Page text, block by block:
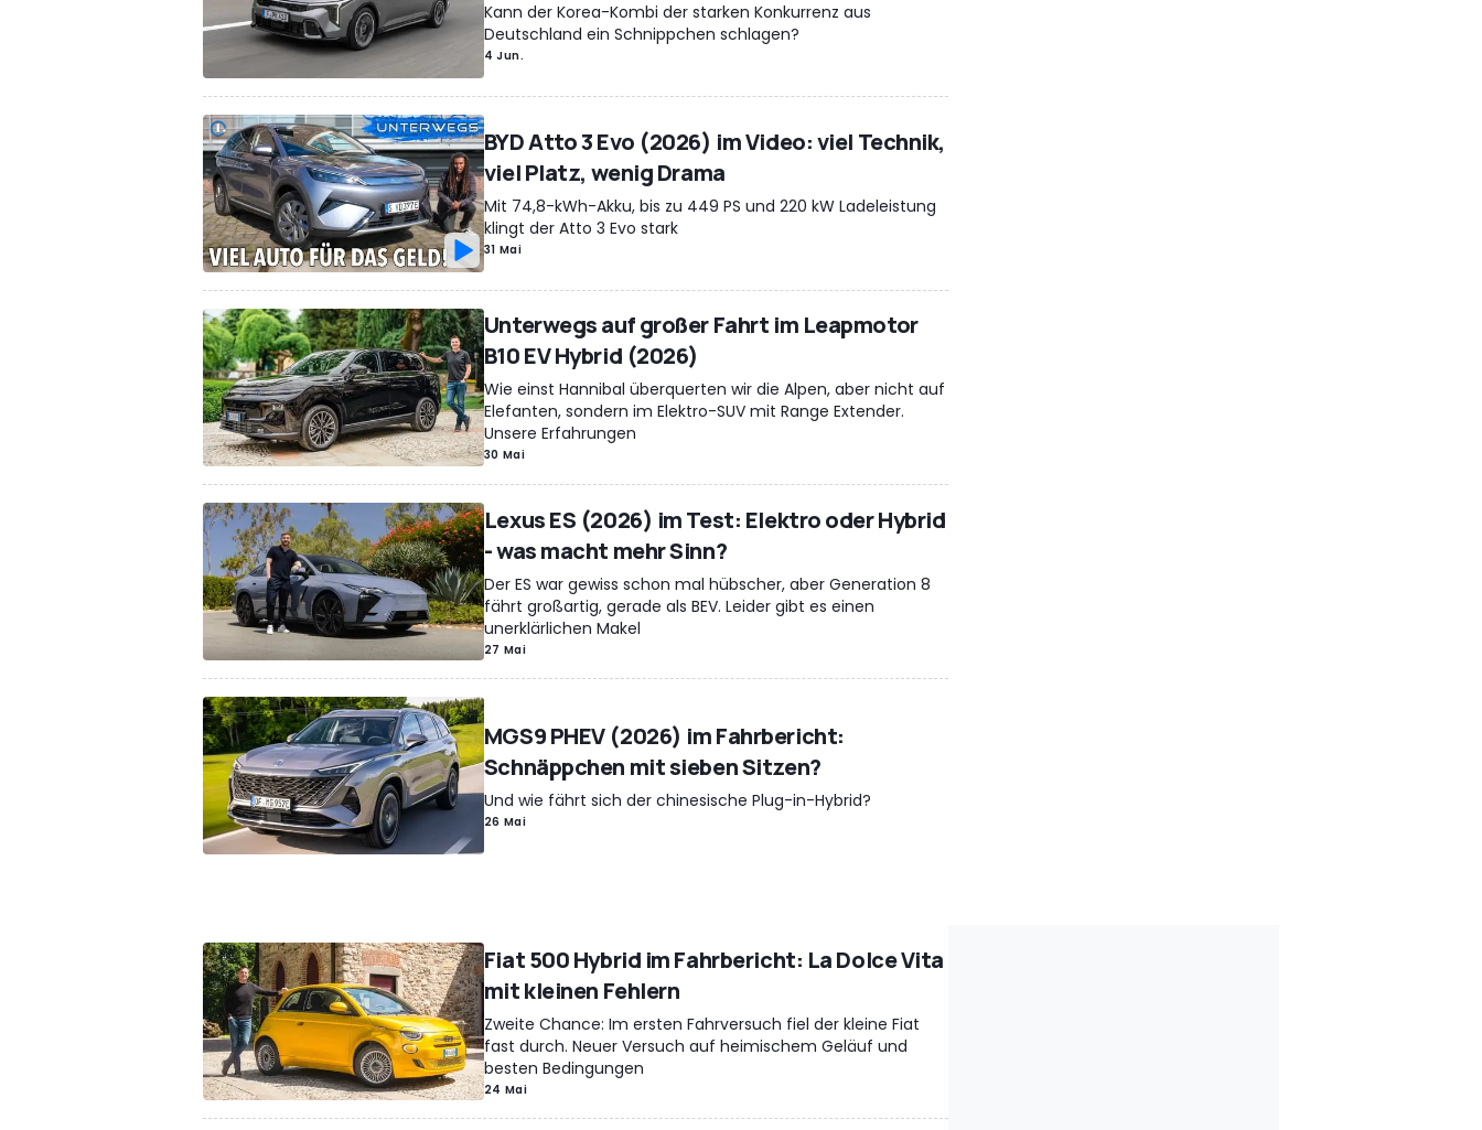
Kann der Korea-Kombi der starken Konkurrenz aus
Deutschland ein Schnippchen schlagen?
4 Jun.
BYD Atto 3 Evo (2026) im Video: viel Technik,
viel Platz, wenig Drama
Mit 74,8-kWh-Akku, bis zu 449 PS und 220 kW Ladeleistung
klingt der Atto 3 Evo stark
31 Mai
Unterwegs auf großer Fahrt im Leapmotor
B10 EV Hybrid (2026)
Wie einst Hannibal überquerten wir die Alpen, aber nicht auf
Elefanten, sondern im Elektro-SUV mit Range Extender.
Unsere Erfahrungen
30 Mai
Lexus ES (2026) im Test: Elektro oder Hybrid
- was macht mehr Sinn?
Der ES war gewiss schon mal hübscher, aber Generation 8
fährt großartig, gerade als BEV. Leider gibt es einen
unerklärlichen Makel
27 Mai
MGS9 PHEV (2026) im Fahrbericht:
Schnäppchen mit sieben Sitzen?
Und wie fährt sich der chinesische Plug-in-Hybrid?
26 Mai
Fiat 500 Hybrid im Fahrbericht: La Dolce Vita
mit kleinen Fehlern
Zweite Chance: Im ersten Fahrversuch fiel der kleine Fiat
fast durch. Neuer Versuch auf heimischem Geläuf und
besten Bedingungen
24 Mai